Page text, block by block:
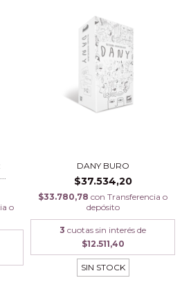
o
DANY BURO
$37.534,20
$33.780,78 con Transferencia o
depósito
3 cuotas sin interés de
$12.511,40
SIN STOCK